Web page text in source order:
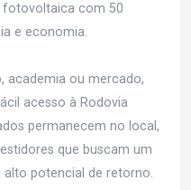
fotovoltaica com 50
e economia.
academia ou mercado,
acesso à Rodovia
permanecem no local,
que buscam um
potencial de retorno.